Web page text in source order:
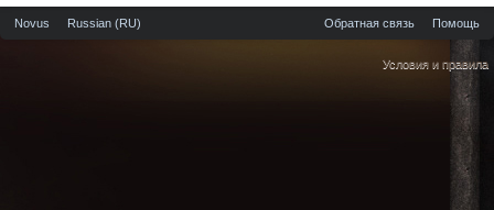
Novus Russian (RU) Обратная связь Помощь
Условия и правила